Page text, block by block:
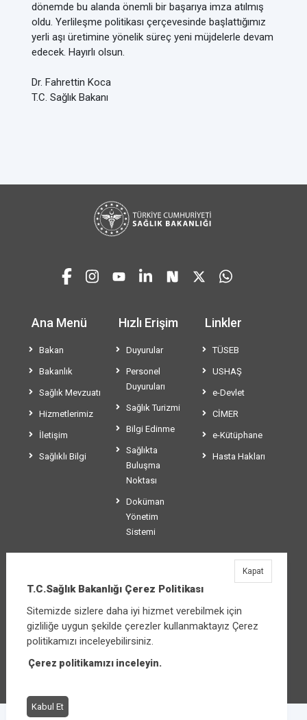
dönemde bu alanda önemli bir başarıya imza atılmış
oldu. Yerlileşme politikası çerçevesinde başlattığımız
yerli aşı üretimine yönelik süreç yeni müjdelerle devam
edecek. Hayırlı olsun.
Dr. Fahrettin Koca
T.C. Sağlık Bakanı
Ana Menü
Bakan
Bakanlık
Sağlık Mevzuatı
Hizmetlerimiz
İletişim
Sağlıklı Bilgi
Hızlı Erişim
Duyurular
Personel
Duyuruları
Sağlık Turizmi
Bilgi Edinme
Sağlıkta
Buluşma
Noktası
Doküman
Yönetim
Sistemi
Linkler
TÜSEB
USHAŞ
e-Devlet
CİMER
e-Kütüphane
Hasta Hakları
T.C.Sağlık Bakanlığı
Üniversiteler Mahallesi Şehit Mehmet Bayraktar
Caddesi No:3 Çankaya/Ankara
Santral:+90 312 585 10 00
T.C.Sağlık Bakanlığı Çerez Politikası
Sitemizde sizlere daha iyi hizmet verebilmek için
gizliliğe uygun şekilde çerezler kullanmaktayız Çerez
politikamızı inceleyebilirsiniz.
Çerez politikamızı inceleyin.
Kabul Et
Kapat